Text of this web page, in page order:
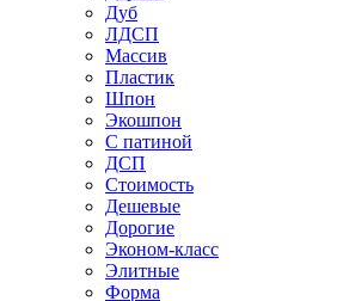
Дуб
ЛДСП
Массив
Пластик
Шпон
Экошпон
С патиной
ДСП
Стоимость
Дешевые
Дорогие
Эконом-класс
Элитные
Форма